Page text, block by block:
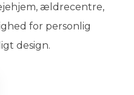
ældrecentre,
for personlig
design.